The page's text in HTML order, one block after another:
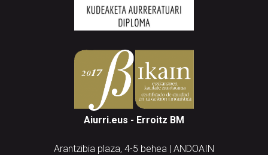
Aiurri.eus - Erroitz BM
Arantzibia plaza, 4-5 behea | ANDOAIN